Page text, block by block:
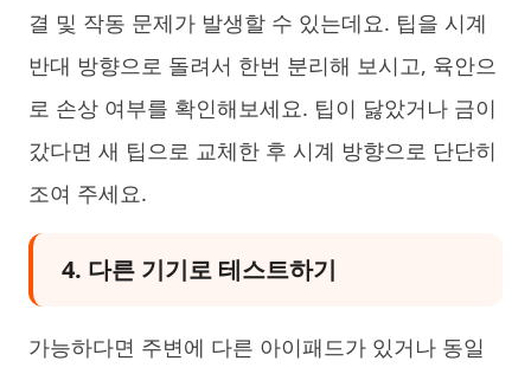
결 및 작동 문제가 발생할 수 있는데요. 팁을 시계
반대 방향으로 돌려서 한번 분리해 보시고, 육안으
로 손상 여부를 확인해보세요. 팁이 닳았거나 금이
갔다면 새 팁으로 교체한 후 시계 방향으로 단단히
조여 주세요.
4. 다른 기기로 테스트하기
가능하다면 주변에 다른 아이패드가 있거나 동일